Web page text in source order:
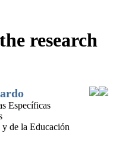
research
Específicas
de la Educación